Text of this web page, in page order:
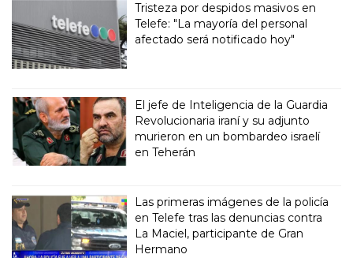
Tristeza por despidos masivos en
Telefe: "La mayoría del personal
afectado será notificado hoy"
El jefe de Inteligencia de la Guardia
Revolucionaria iraní y su adjunto
murieron en un bombardeo israelí
en Teherán
Las primeras imágenes de la policía
en Telefe tras las denuncias contra
La Maciel, participante de Gran
Hermano